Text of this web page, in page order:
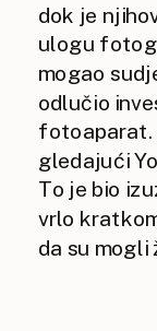
dok je
ulogu
mogao
odlučio
fotoaparat.
gledajući
To je bio
vrlo
da su